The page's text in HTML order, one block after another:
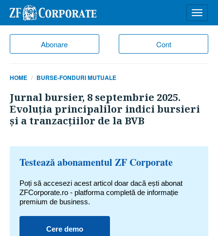
Abonare Cont
meniu
HOME BURSE-FONDURI MUTUALE
Jurnal bursier, 8 septembrie 2025.
Evoluţia principalilor indici bursieri
şi a tranzacţiilor de la BVB
Testează abonamentul ZF Corporate
Poți să accesezi acest articol doar dacă ești abonat
ZFCorporate.ro - platforma completă de informație
premium de business.
Cere demo